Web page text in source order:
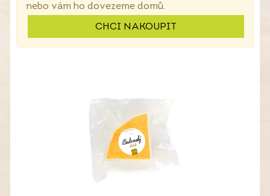
nebo vám ho dovezeme domů.
CHCI NAKOUPIT